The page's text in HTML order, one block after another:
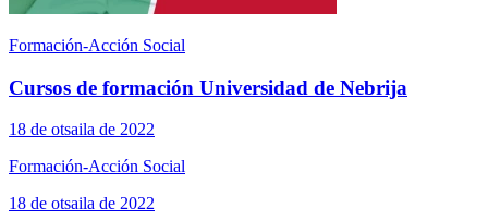
Formación-Acción Social
Cursos de formación Universidad de Nebrija
18 de otsaila de 2022
Formación-Acción Social
18 de otsaila de 2022